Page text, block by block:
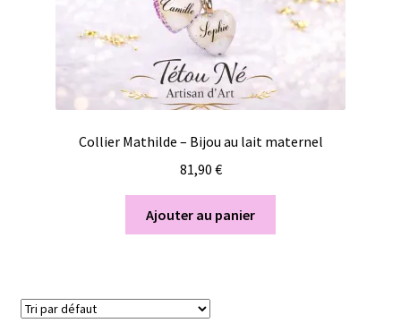
Collier Mathilde – Bijou au lait maternel
81,90 €
Ajouter au panier